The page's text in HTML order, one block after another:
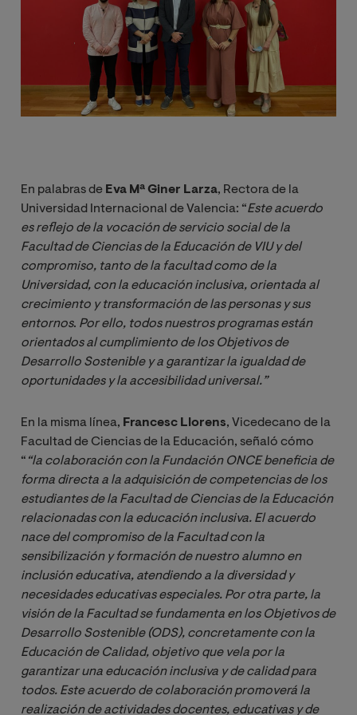
En palabras de Eva Mª Giner Larza, Rectora de la
Universidad Internacional de Valencia: “Este acuerdo
es reflejo de la vocación de servicio social de la
Facultad de Ciencias de la Educación de VIU y del
compromiso, tanto de la facultad como de la
Universidad, con la educación inclusiva, orientada al
crecimiento y transformación de las personas y sus
entornos. Por ello, todos nuestros programas están
orientados al cumplimiento de los Objetivos de
Desarrollo Sostenible y a garantizar la igualdad de
oportunidades y la accesibilidad universal.”
En la misma línea, Francesc Llorens, Vicedecano de la
Facultad de Ciencias de la Educación, señaló cómo
“ “la colaboración con la Fundación ONCE beneficia de
forma directa a la adquisición de competencias de los
estudiantes de la Facultad de Ciencias de la Educación
relacionadas con la educación inclusiva. El acuerdo
nace del compromiso de la Facultad con la
sensibilización y formación de nuestro alumno en
inclusión educativa, atendiendo a la diversidad y
necesidades educativas especiales. Por otra parte, la
visión de la Facultad se fundamenta en los Objetivos de
Desarrollo Sostenible (ODS), concretamente con la
Educación de Calidad, objetivo que vela por la
garantizar una educación inclusiva y de calidad para
todos. Este acuerdo de colaboración promoverá la
realización de actividades docentes, educativas y de